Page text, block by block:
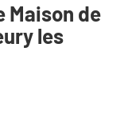
Maison de
les